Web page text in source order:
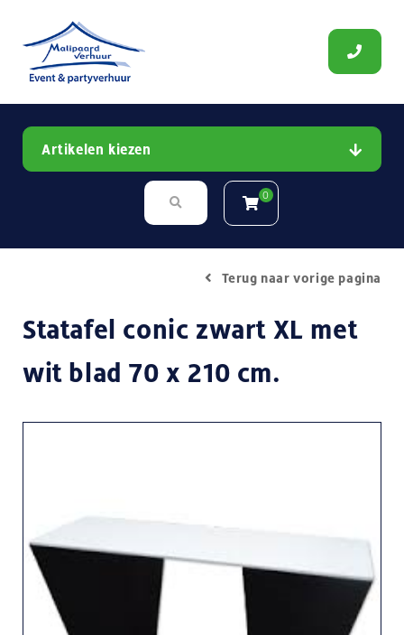
Artikelen kiezen
0
Terug naar vorige pagina
Statafel conic zwart XL met
wit blad 70 x 210 cm.